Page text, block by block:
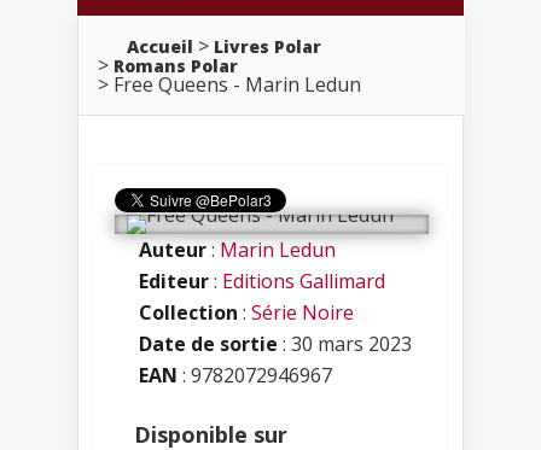
Accueil
Livres Polar
Romans Polar
Free Queens - Marin Ledun
Auteur: Marin Ledun
Editeur: Editions Gallimard
Collection : Série Noire
Date de sortie : 30 mars 2023
EAN : 9782072946967
Disponible sur